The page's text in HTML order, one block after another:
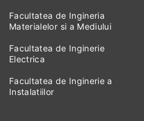
Facultatea de Ingineria
Materialelor si a Mediului
Facultatea de Inginerie
Electrica
Facultatea de Inginerie a
Instalatiilor